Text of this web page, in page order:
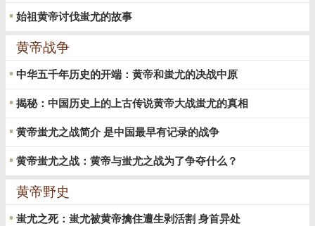
始祖黄帝讨伐蚩尤的故事
黄帝战争
中华五千年历史的开端：黄帝和蚩尤的决战中原
揭秘：中国历史上的上古传说黄帝大战蚩尤的真相
黄帝蚩尤之战简介 是中国最早有记录的战争
黄帝蚩尤之战：黄帝与蚩尤之战为了争夺什么？
黄帝野史
蚩尤之死：蚩尤被黄帝擒住遭生剥活割 身首异处